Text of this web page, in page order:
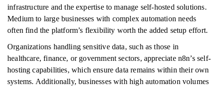
infrastructure and the expertise to manage self-hosted solutions.
Medium to large businesses with complex automation needs
often find the platform’s flexibility worth the added setup effort.
Organizations handling sensitive data, such as those in
healthcare, finance, or government sectors, appreciate n8n’s self-
hosting capabilities, which ensure data remains within their own
systems. Additionally, businesses with high automation volumes